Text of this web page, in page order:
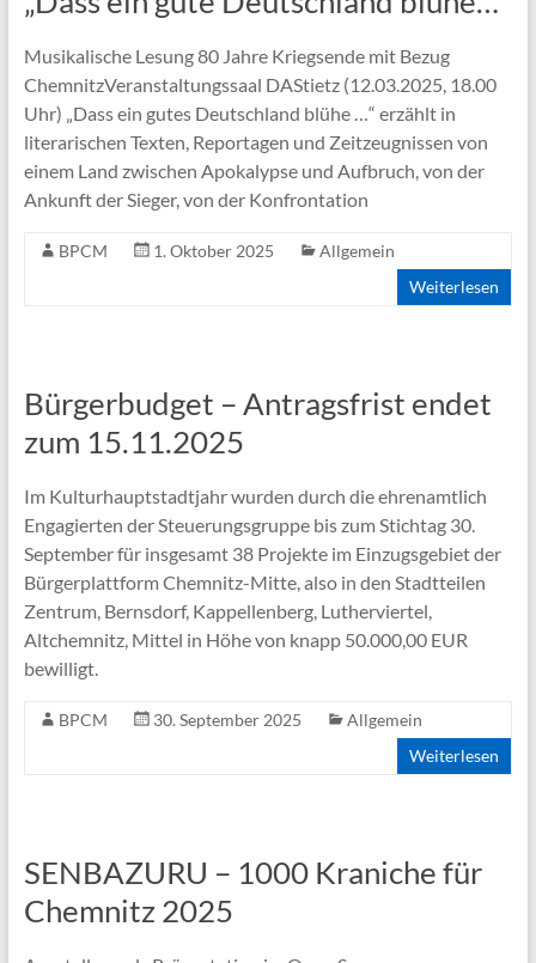
Musikalische Lesung 80 Jahre Kriegsende mit Bezug
ChemnitzVeranstaltungssaal DAStietz (12.03.2025, 18.00
Uhr) „Dass ein gutes Deutschland blühe …“ erzählt in
literarischen Texten, Reportagen und Zeitzeugnissen von
einem Land zwischen Apokalypse und Aufbruch, von der
Ankunft der Sieger, von der Konfrontation
BPCM 1. Oktober 2025
Allgemein
Weiterlesen
Bürgerbudget – Antragsfrist endet
zum 15.11.2025
Im Kulturhauptstadtjahr wurden durch die ehrenamtlich
Engagierten der Steuerungsgruppe bis zum Stichtag 30.
September für insgesamt 38 Projekte im Einzugsgebiet der
Bürgerplattform Chemnitz-Mitte, also in den Stadtteilen
Zentrum, Bernsdorf, Kappellenberg, Lutherviertel,
Altchemnitz, Mittel in Höhe von knapp 50.000,00 EUR
bewilligt.
BPCM 30. September 2025
Allgemein
Weiterlesen
SENBAZURU – 1000 Kraniche für
Chemnitz 2025